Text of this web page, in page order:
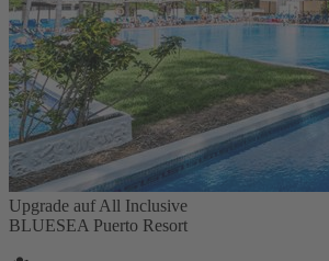
Upgrade auf All Inclusive
BLUESEA Puerto Resort